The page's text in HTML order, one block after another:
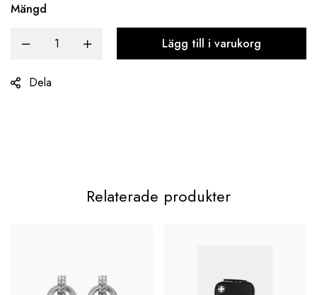
Mängd
Lägg till i varukorg
Dela
Relaterade produkter